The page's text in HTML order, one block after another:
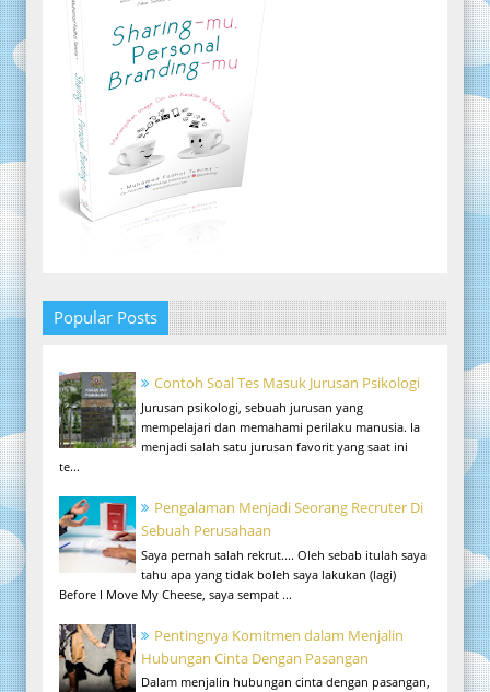
Popular Posts
Contoh Soal Tes Masuk Jurusan Psikologi
Jurusan psikologi, sebuah jurusan yang
mempelajari dan memahami perilaku manusia. Ia
menjadi salah satu jurusan favorit yang saat ini
te...
Pengalaman Menjadi Seorang Recruter Di
Sebuah Perusahaan
Saya pernah salah rekrut.... Oleh sebab itulah saya
tahu apa yang tidak boleh saya lakukan (lagi)
Before I Move My Cheese, saya sempat ...
Pentingnya Komitmen dalam Menjalin
Hubungan Cinta Dengan Pasangan
Dalam menjalin hubungan cinta dengan pasangan,